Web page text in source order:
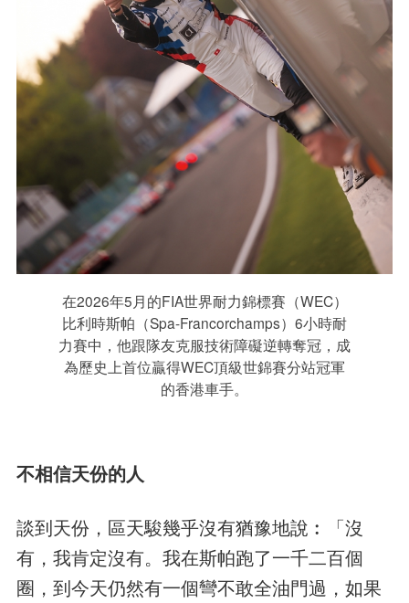
在2026年5月的FIA世界耐力錦標賽（WEC）
比利時斯帕（Spa-Francorchamps）6小時耐
力賽中，他跟隊友克服技術障礙逆轉奪冠，成
為歷史上首位贏得WEC頂級世錦賽分站冠軍
的香港車手。
不相信天份的人
談到天份，區天駿幾乎沒有猶豫地說︰「沒
有，我肯定沒有。我在斯帕跑了一千二百個
圈，到今天仍然有一個彎不敢全油門過，如果